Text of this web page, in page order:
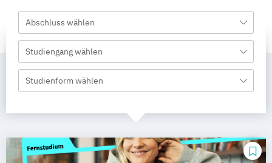
Abschluss wählen
Studiengang wählen
Studienform wählen